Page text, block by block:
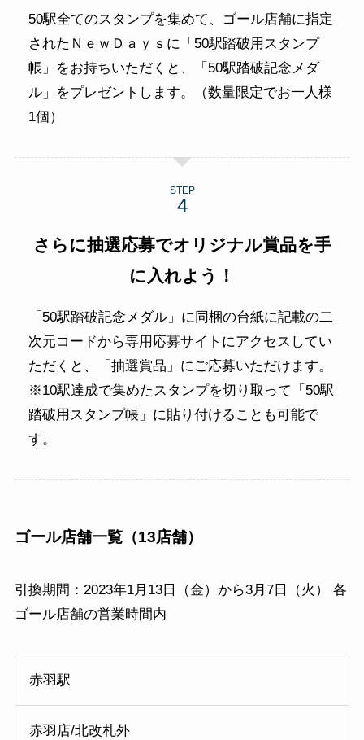
50駅全てのスタンプを集めて、ゴール店舗に指定
されたＮｅｗＤａｙｓに「50駅踏破用スタンプ
帳」をお持ちいただくと、「50駅踏破記念メダ
ル」をプレゼントします。（数量限定でお一人様
1個）
STEP
さらに抽選応募でオリジナル賞品を手
に入れよう！
「50駅踏破記念メダル」に同梱の台紙に記載の二
次元コードから専用応募サイトにアクセスしてい
ただくと、「抽選賞品」にご応募いただけます。
※10駅達成で集めたスタンプを切り取って「50駅
踏破用スタンプ帳」に貼り付けることも可能で
す。
ゴール店舗一覧（13店舗）
引換期間：2023年1月13日（金）から3月7日（火） 各
ゴール店舗の営業時間内
赤羽駅
赤羽店/北改札外